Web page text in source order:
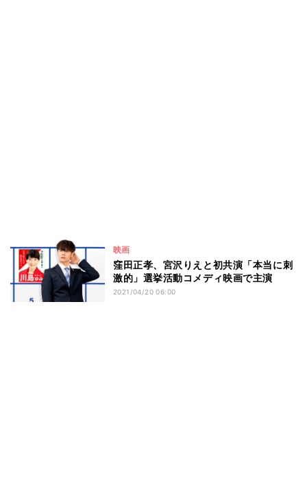
映画
窪田正孝、宮沢りえと初共演「本当に刺
激的」選挙活動コメディ映画で主演
2021/04/20 06:00